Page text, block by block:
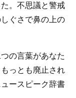
。不思議と警戒
ぐさで鼻の上の
の言葉があなた
っとも廃止され
ースピーク辞書